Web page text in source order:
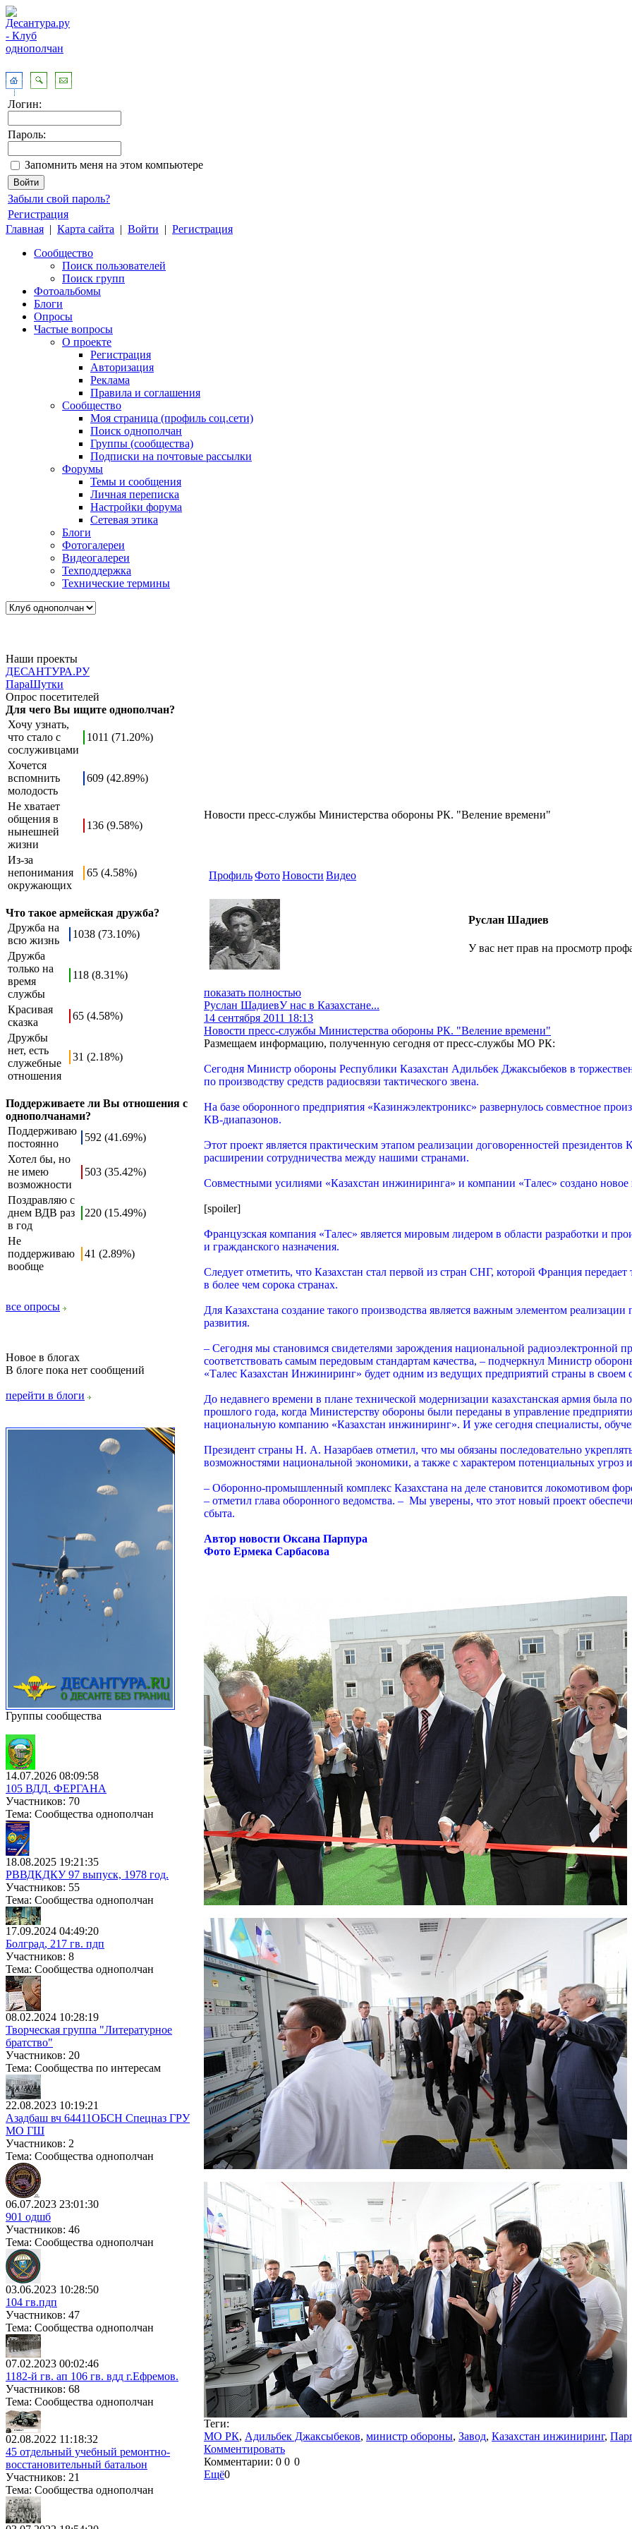
Логин:
Пароль:
Запомнить меня на этом компьютере
Забыли свой пароль?
Регистрация
Главная | Карта сайта | Войти | Регистрация
Сообщество
Поиск пользователей
Поиск групп
Фотоальбомы
Блоги
Опросы
Частые вопросы
О проекте
Регистрация
Авторизация
Реклама
Правила и соглашения
Сообщество
Моя страница (профиль соц.сети)
Поиск однополчан
Группы (сообщества)
Подписки на почтовые рассылки
Форумы
Темы и сообщения
Личная переписка
Настройки форума
Сетевая этика
Блоги
Фотогалереи
Видеогалереи
Техподдержка
Технические термины
Наши проекты
ДЕСАНТУРА.РУ
ПараШутки
Опрос посетителей
Для чего Вы ищите однополчан?
Хочу узнать,
что стало с
сослуживцами
1011 (71.20%)
Хочется
вспомнить
молодость
609 (42.89%)
Не хватает
общения в
нынешней
жизни
136 (9.58%)
Из-за
непонимания
окружающих
65 (4.58%)
Что такое армейская дружба?
Дружба на
всю жизнь
1038 (73.10%)
Дружба
только на
время
службы
118 (8.31%)
Красивая
сказка
65 (4.58%)
Дружбы
нет, есть
служебные
отношения
31 (2.18%)
Поддерживаете ли Вы отношения с
однополчанами?
Поддерживаю
постоянно
592 (41.69%)
Хотел бы, но
не имею
возможности
503 (35.42%)
Поздравляю с
днем ВДВ раз
в год
220 (15.49%)
Не
поддерживаю
вообще
41 (2.89%)
все опросы
Новое в блогах
В блоге пока нет сообщений
перейти в блоги
Группы сообщества
14.07.2026 08:09:58
105 ВДД. ФЕРГАНА
Участников: 70
Тема: Сообщества однополчан
18.08.2025 19:21:35
РВВДКДКУ 97 выпуск, 1978 год.
Участников: 55
Тема: Сообщества однополчан
17.09.2024 04:49:20
Болград, 217 гв. пдп
Участников: 8
Тема: Сообщества однополчан
08.02.2024 10:28:19
Творческая группа "Литературное
братство"
Участников: 20
Тема: Сообщества по интересам
22.08.2023 10:19:21
Азадбаш вч 64411ОБСН Спецназ ГРУ
МО ГШ
Участников: 2
Тема: Сообщества однополчан
06.07.2023 23:01:30
901 одшб
Участников: 46
Тема: Сообщества однополчан
03.06.2023 10:28:50
104 гв.пдп
Участников: 47
Тема: Сообщества однополчан
07.02.2023 00:02:46
1182-й гв. ап 106 гв. вдд г.Ефремов.
Участников: 68
Тема: Сообщества однополчан
02.08.2022 11:18:32
45 отдельный учебный ремонтно-
восстановительный батальон
Участников: 21
Тема: Сообщества однополчан
Новости пресс-службы Министерства обороны РК. "Веление времени"
ПрофильФотоНовости Видео
Руслан Шадиев
У вас нет прав на просмотр
показать полностью
Руслан ШадиевУ нас в Казахстане...
14 сентября 2011 18:13
Новости пресс-службы Министерства обороны РК. "Веление времени"
Размещаем информацию, полученную сегодня от пресс-службы МО РК:
Сегодня Министр обороны Республики Казахстан Адильбек Джаксыбеков в
по производству средств радиосвязи тактического звена.
На базе оборонного предприятия «Казинжэлектроникс» развернулось совместное
КВ-диапазонов.
Этот проект является практическим этапом реализации договоренностей
расширении сотрудничества между нашими странами.
Совместными усилиями «Казахстан инжиниринга» и компании «Талес» создано новое
[spoiler]
Французская компания «Талес» является мировым лидером в области разработки и
и гражданского назначения.
Следует отметить, что Казахстан стал первой из стран СНГ, которой Франция
в более чем сорока странах.
Для Казахстана создание такого производства является важным элементом
развития.
– Сегодня мы становимся свидетелями зарождения национальной радиоэлектронной
соответствовать самым передовым стандартам качества, – подчеркнул Министр
«Талес Казахстан Инжиниринг» будет одним из ведущих предприятий страны в своем
До недавнего времени в плане технической модернизации казахстанская армия была
прошлого года, когда Министерству обороны были переданы в управление
национальную компанию «Казахстан инжиниринг». И уже сегодня специалисты,
Президент страны Н. А. Назарбаев отметил, что мы обязаны последовательно
возможностями национальной экономики, а также с характером потенциальных
– Оборонно-промышленный комплекс Казахстана на деле становится локомотивом
– отметил глава оборонного ведомства. – Мы уверены, что этот новый проект
сбыта.
Автор новости Оксана Парпура
Фото Ермека Сарбасова
Теги:
МО РК, Адильбек Джаксыбеков, министр обороны, Завод, Казахстан инжиниринг,
Комментировать
Комментарии: 0 0 0
Ещё0